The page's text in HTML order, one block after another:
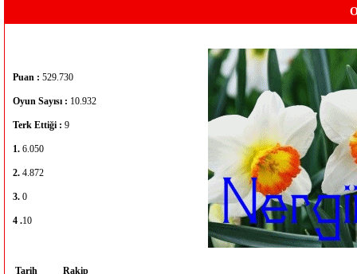
Puan : 529.730
Oyun Sayısı : 10.932
Terk Ettiği : 9
1. 6.050
2. 4.872
3. 0
4 .10
Tarih
Rakip